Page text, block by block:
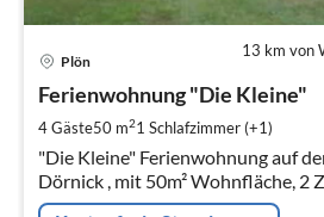
13 km von
Plön
Ferienwohnung "Die Kleine"
4 Gäste50 m21 Schlafzimmer (+1)
"Die Kleine" Ferienwohnung auf
Dörnick , mit 50m² Wohnfläche, 2
Personen.